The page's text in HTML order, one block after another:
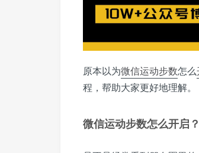
原本以为微信运动步数怎么
程，帮助大家更好地理解。
微信运动步数怎么开启